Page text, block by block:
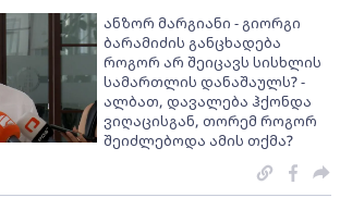
ანზორ მარგიანი - გიორგი
ბარამიძის განცხადება
როგორ არ შეიცავს სისხლის
სამართლის დანაშაულს? -
ალბათ, დავალება ჰქონდა
ვიღაცისგან, თორემ როგორ
შეიძლებოდა ამის თქმა?